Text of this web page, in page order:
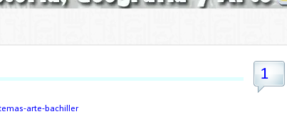
1
arte-bachiller